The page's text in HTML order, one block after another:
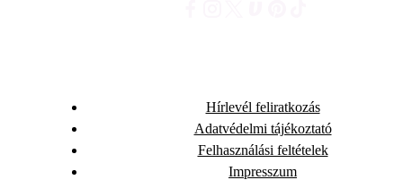
Hírlevél feliratkozás
Adatvédelmi tájékoztató
Felhasználási feltételek
Impresszum